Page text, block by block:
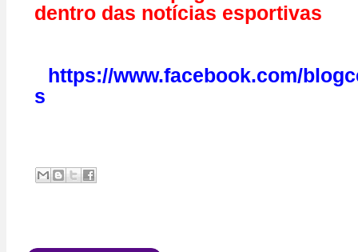
dentro das notícias esportivas
https://www.facebook.com/
s